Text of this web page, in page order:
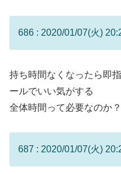
686 : 2020/01/07(火)
持ち時間なくなったら即
ールでいい気がする
全体時間って必要なのか？
687 : 2020/01/07(火)